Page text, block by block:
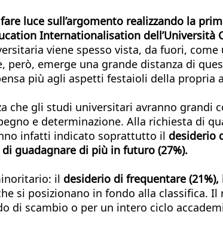
luce sull’argomento realizzando la
Internationalisation dell’Università
viene spesso vista, da fuori,
emerge una grande distanza di
più agli aspetti festaioli della propria
che gli studi universitari avranno grandi
e determinazione. Alla richiesta di
infatti indicato soprattutto il desiderio
guadagnare di più in futuro (27%).
il desiderio di frequentare
si posizionano in fondo alla classifica. Il
di scambio o per un intero ciclo